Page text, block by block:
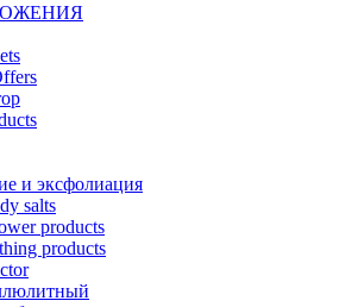
и эксфолиация
salts
products
products